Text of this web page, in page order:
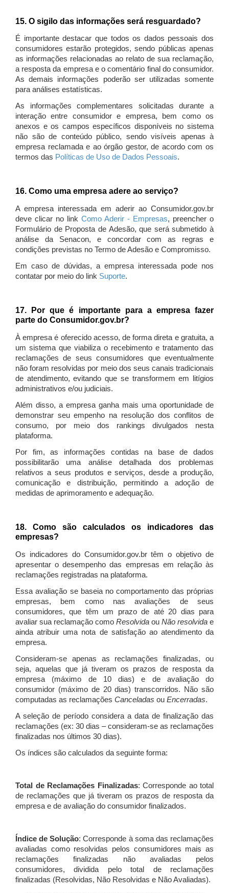
15. O sigilo das informações será resguardado?
É importante destacar que todos os dados pessoais dos
consumidores estarão protegidos, sendo públicas apenas
as informações relacionadas ao relato de sua reclamação,
a resposta da empresa e o comentário final do consumidor.
As demais informações poderão ser utilizadas somente
para análises estatísticas.
As informações complementares solicitadas durante a
interação entre consumidor e empresa, bem como os
anexos e os campos específicos disponíveis no sistema
não são de conteúdo público, sendo visíveis apenas à
empresa reclamada e ao órgão gestor, de acordo com os
termos das Políticas de Uso de Dados Pessoais.
16. Como uma empresa adere ao serviço?
A empresa interessada em aderir ao Consumidor.gov.br
deve clicar no link Como Aderir - Empresas, preencher o
Formulário de Proposta de Adesão, que será submetido à
análise da Senacon, e concordar com as regras e
condições previstas no Termo de Adesão e Compromisso.
Em caso de dúvidas, a empresa interessada pode nos
contatar por meio do link Suporte.
17. Por que é importante para a empresa fazer
parte do Consumidor.gov.br?
À empresa é oferecido acesso, de forma direta e gratuita, a
um sistema que viabiliza o recebimento e tratamento das
reclamações de seus consumidores que eventualmente
não foram resolvidas por meio dos seus canais tradicionais
de atendimento, evitando que se transformem em litígios
administrativos e/ou judiciais.
Além disso, a empresa ganha mais uma oportunidade de
demonstrar seu empenho na resolução dos conflitos de
consumo, por meio dos rankings divulgados nesta
plataforma.
Por fim, as informações contidas na base de dados
possibilitarão uma análise detalhada dos problemas
relativos a seus produtos e serviços, desde a produção,
comunicação e distribuição, permitindo a adoção de
medidas de aprimoramento e adequação.
18. Como são calculados os indicadores das
empresas?
Os indicadores do Consumidor.gov.br têm o objetivo de
apresentar o desempenho das empresas em relação às
reclamações registradas na plataforma.
Essa avaliação se baseia no comportamento das próprias
empresas, bem como nas avaliações de seus
consumidores, que têm um prazo de até 20 dias para
avaliar sua reclamação como Resolvida ou Não resolvida e
ainda atribuir uma nota de satisfação ao atendimento da
empresa.
Consideram-se apenas as reclamações finalizadas, ou
seja, aquelas que já tiveram os prazos de resposta da
empresa (máximo de 10 dias) e de avaliação do
consumidor (máximo de 20 dias) transcorridos. Não são
computadas as reclamações Canceladas ou Encerradas.
A seleção de período considera a data de finalização das
reclamações (ex: 30 dias – consideram-se as reclamações
finalizadas nos últimos 30 dias).
Os índices são calculados da seguinte forma:
Total de Reclamações Finalizadas: Corresponde ao total
de reclamações que já tiveram os prazos de resposta da
empresa e de avaliação do consumidor finalizados.
Índice de Solução: Corresponde à soma das reclamações
avaliadas como resolvidas pelos consumidores mais as
reclamações finalizadas não avaliadas pelos
consumidores, dividida pelo total de reclamações
finalizadas (Resolvidas, Não Resolvidas e Não Avaliadas).